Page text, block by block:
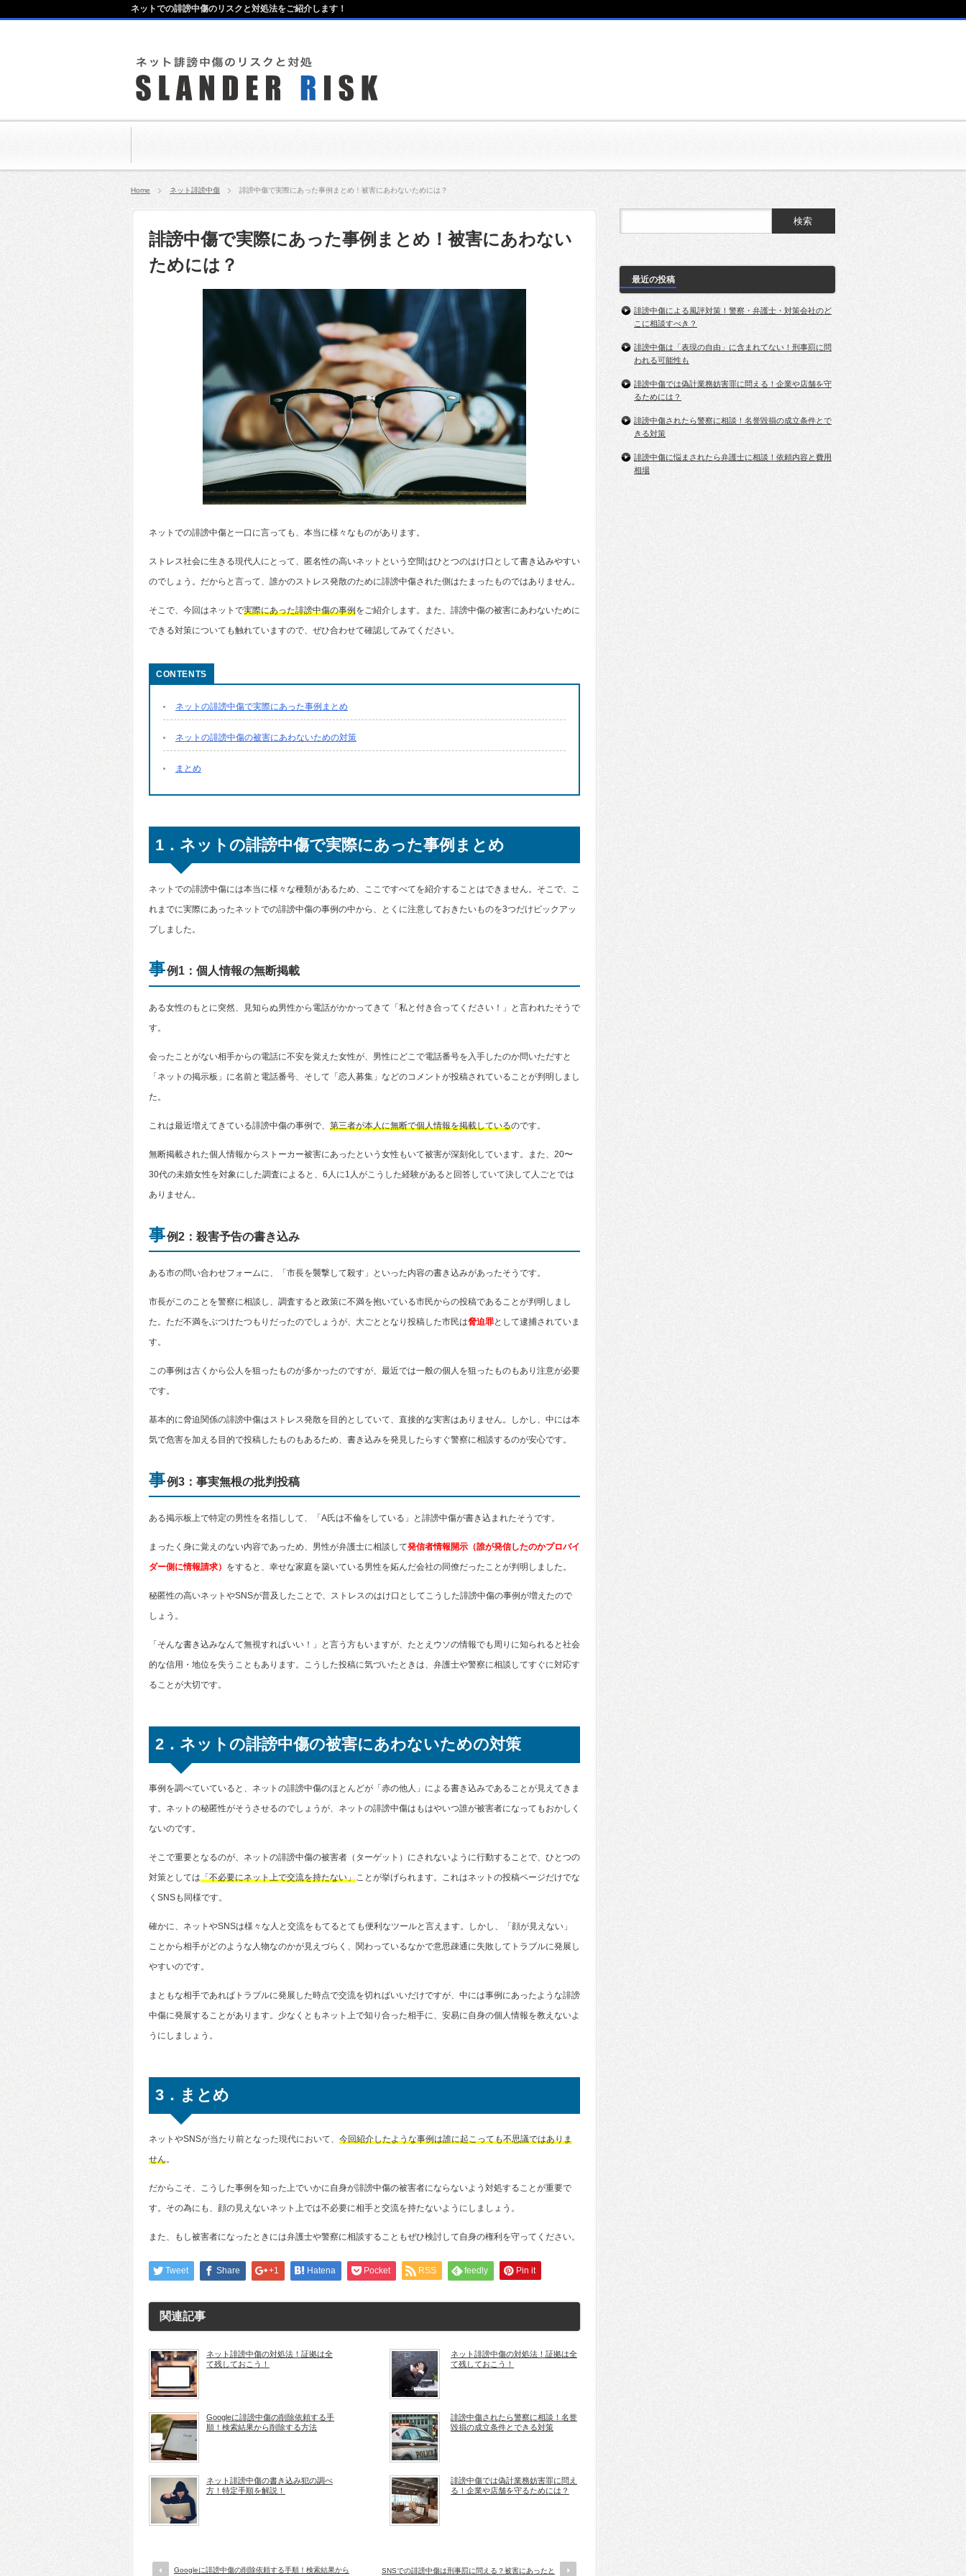
ネットでの誹謗中傷のリスクと対処法をご紹介します！
Home ネット誹謗中傷 誹謗中傷で実際にあった事例まとめ！被害にあわないためには？
誹謗中傷で実際にあった事例まとめ！被害にあわない
ためには？
ネットでの誹謗中傷と一口に言っても、本当に様々なものがあります。
ストレス社会に生きる現代人にとって、匿名性の高いネットという空間はひとつのはけ口として書き込みやすい
のでしょう。だからと言って、誰かのストレス発散のために誹謗中傷された側はたまったものではありません。
そこで、今回はネットで実際にあった誹謗中傷の事例をご紹介します。また、誹謗中傷の被害にあわないために
できる対策についても触れていますので、ぜひ合わせて確認してみてください。
ネットの誹謗中傷で実際にあった事例まとめ
ネットの誹謗中傷の被害にあわないための対策
まとめ
1．ネットの誹謗中傷で実際にあった事例まとめ
ネットでの誹謗中傷には本当に様々な種類があるため、ここですべてを紹介することはできません。そこで、こ
れまでに実際にあったネットでの誹謗中傷の事例の中から、とくに注意しておきたいものを3つだけピックアッ
プしました。
事例1：個人情報の無断掲載
ある女性のもとに突然、見知らぬ男性から電話がかかってきて「私と付き合ってください！」と言われたそうで
す。
会ったことがない相手からの電話に不安を覚えた女性が、男性にどこで電話番号を入手したのか問いただすと
「ネットの掲示板」に名前と電話番号、そして「恋人募集」などのコメントが投稿されていることが判明しまし
た。
これは最近増えてきている誹謗中傷の事例で、 第三者が本人に無断で個人情報を掲載しているのです。
無断掲載された個人情報からストーカー被害にあったという女性もいて被害が深刻化しています。また、20〜
30代の未婚女性を対象にした調査によると、6人に1人がこうした経験があると回答していて決して人ごとでは
ありません。
事例2：殺害予告の書き込み
ある市の問い合わせフォームに、「市長を襲撃して殺す」といった内容の書き込みがあったそうです。
市長がこのことを警察に相談し、調査すると政策に不満を抱いている市民からの投稿であることが判明しまし
た。ただ不満をぶつけたつもりだったのでしょうが、大ごととなり投稿した市民は脅迫罪として逮捕されていま
す。
この事例は古くから公人を狙ったものが多かったのですが、最近では一般の個人を狙ったものもあり注意が必要
です。
基本的に脅迫関係の誹謗中傷はストレス発散を目的としていて、直接的な実害はありません。しかし、中には本
気で危害を加える目的で投稿したものもあるため、書き込みを発見したらすぐ警察に相談するのが安心です。
事例3：事実無根の批判投稿
ある掲示板上で特定の男性を名指しして、「A氏は不倫をしている」と誹謗中傷が書き込まれたそうです。
まったく身に覚えのない内容であっため、男性が弁護士に相談して発信者情報開示（誰が発信したのかプロバイ
ダー側に情報請求） をすると、幸せな家庭を築いている男性を妬んだ会社の同僚だったことが判明しました。
秘匿性の高いネットやSNSが普及したことで、ストレスのはけ口としてこうした誹謗中傷の事例が増えたので
しょう。
「そんな書き込みなんて無視すればいい！」と言う方もいますが、たとえウソの情報でも周りに知られると社会
的な信用・地位を失うこともあります。こうした投稿に気づいたときは、弁護士や警察に相談してすぐに対応す
ることが大切です。
2．ネットの誹謗中傷の被害にあわないための対策
事例を調べていていると、ネットの誹謗中傷のほとんどが「赤の他人」による書き込みであることが見えてきま
す。ネットの秘匿性がそうさせるのでしょうが、ネットの誹謗中傷はもはやいつ誰が被害者になってもおかしく
ないのです。
そこで重要となるのが、ネットの誹謗中傷の被害者（ターゲット）にされないように行動することで、ひとつの
対策としては「不必要にネット上で交流を持たない」ことが挙げられます。これはネットの投稿ページだけでな
くSNSも同様です。
確かに、ネットやSNSは様々な人と交流をもてるとても便利なツールと言えます。しかし、「顔が見えない」
ことから相手がどのような人物なのかが見えづらく、関わっているなかで意思疎通に失敗してトラブルに発展し
やすいのです。
まともな相手であればトラブルに発展した時点で交流を切ればいいだけですが、中には事例にあったような誹謗
中傷に発展することがあります。少なくともネット上で知り合った相手に、安易に自身の個人情報を教えないよ
うにしましょう。
3．まとめ
ネットやSNSが当たり前となった現代において、 今回紹介したような事例は誰に起こっても不思議ではありま
せん。
だからこそ、こうした事例を知った上でいかに自身が誹謗中傷の被害者にならないよう対処することが重要で
す。その為にも、顔の見えないネット上では不必要に相手と交流を持たないようにしましょう。
また、もし被害者になったときには弁護士や警察に相談することもぜひ検討して自身の権利を守ってください。
Tweet Share +1 Hatena Pocket RSS feedly Pin it
関連記事
ネット誹謗中傷の対処法！証拠は全
て残しておこう！
ネット誹謗中傷の対処法！証拠は全
て残しておこう！
Googleに誹謗中傷の削除依頼する手
順！検索結果から削除する方法
誹謗中傷されたら警察に相談！名誉
毀損の成立条件とできる対策
ネット誹謗中傷の書き込み犯の調べ
方！特定手順を解説！
誹謗中傷では偽計業務妨害罪に問え
る！企業や店舗を守るためには？
Googleに誹謗中傷の削除依頼する手順！検索結果から SNSでの誹謗中傷は刑事罰に問える？被害にあったと
最近の投稿
誹謗中傷による風評対策！警察・弁護士・対策会社のど
こに相談すべき？
誹謗中傷は「表現の自由」に含まれてない！刑事罰に問
われる可能性も
誹謗中傷では偽計業務妨害罪に問える！企業や店舗を守
るためには？
誹謗中傷されたら警察に相談！名誉毀損の成立条件とで
きる対策
誹謗中傷に悩まされたら弁護士に相談！依頼内容と費用
相場